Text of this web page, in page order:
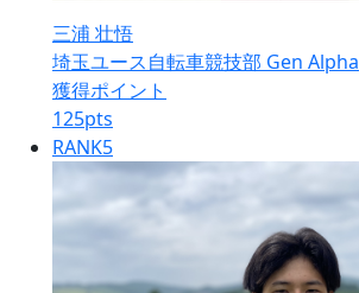
三浦 壮悟
埼玉ユース自転車競技部 Gen Alpha
獲得ポイント
125pts
RANK5